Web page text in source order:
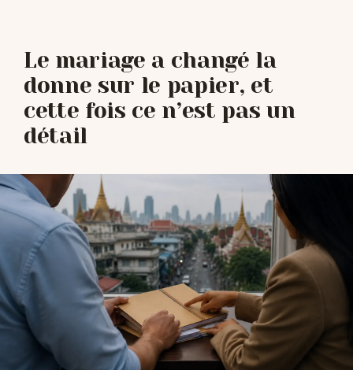
Le mariage a changé la
donne sur le papier, et
cette fois ce n’est pas un
détail